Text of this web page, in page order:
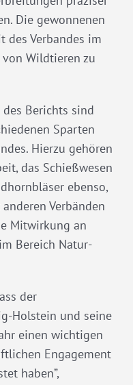
Die gewonnenen
des Verbandes im
Wildtieren zu
Berichts sind
Sparten
Hierzu gehören
das Schießwesen
ebenso,
Verbänden
Mitwirkung an
Bereich Natur-
der
Holstein und seine
einen wichtigen
Engagement
haben”,